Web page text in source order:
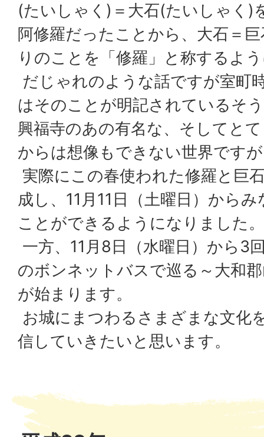
(たいしゃく)＝大石(たいしゃく)
阿修羅だったことから、大石＝
りのことを「修羅」と称するよ
だじゃれのような話ですが室町
はそのことが明記されているそ
興福寺のあの有名な、そしてと
からは想像もできない世界です
実際にこの春使われた修羅と巨
成し、11月11日（土曜日）から
ことができるようになりました。
一方、11月8日（水曜日）から3
のボンネットバスで巡る～大和
が始まります。
お城にまつわるさまざまな文化
信していきたいと思います。